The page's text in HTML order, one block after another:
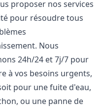
proposer nos services
pour résoudre tous
Nous
24h/24 et 7j/7 pour
à vos besoins urgents,
pour une fuite d'eau,
ou une panne de